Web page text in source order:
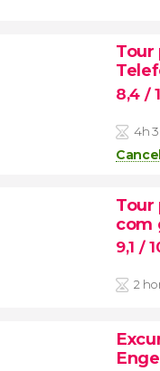
Tour
8,4 /
4h
Tour
com
9,1 /
2